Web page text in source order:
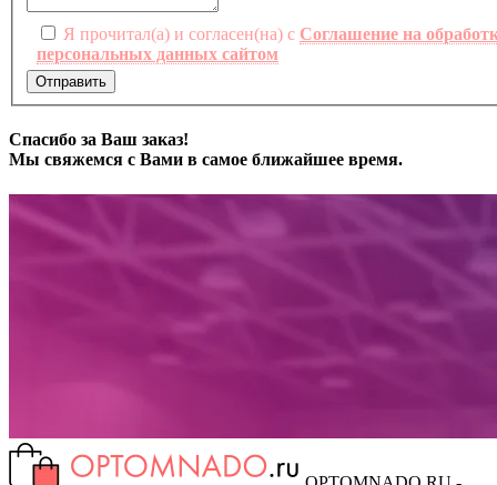
Я прочитал(а) и согласен(на) с Соглашение на
персональных данных сайтом
Отправить
Спасибо за Ваш заказ!
Мы свяжемся с Вами в самое ближайшее время.